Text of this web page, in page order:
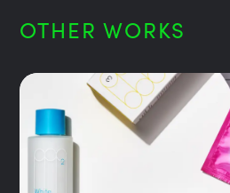
OTHER WORKS